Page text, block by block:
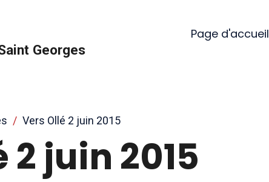
Georges
Page d'accueil
Vers Ollé 2 juin 2015
2 juin 2015